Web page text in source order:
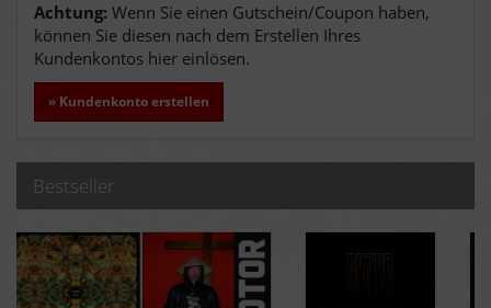
Achtung: Wenn Sie einen Gutschein/Coupon haben,
können Sie diesen nach dem Erstellen Ihres
Kundenkontos hier einlösen.
» Kundenkonto erstellen
Bestseller